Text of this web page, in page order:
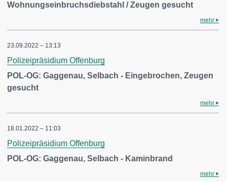
Wohnungseinbruchsdiebstahl / Zeugen gesucht
mehr
23.09.2022 – 13:13
Polizeipräsidium Offenburg
POL-OG: Gaggenau, Selbach - Eingebrochen, Zeugen
gesucht
mehr
18.01.2022 – 11:03
Polizeipräsidium Offenburg
POL-OG: Gaggenau, Selbach - Kaminbrand
mehr